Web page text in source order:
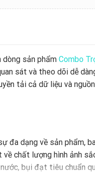
sản phẩm Combo
sát và theo dõi dễ
tải cả dữ liệu và
đa dạng về sản phẩm,
về chất lượng hình ảnh
bụi đạt tiêu chuẩn